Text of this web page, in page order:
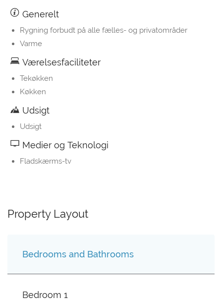
Generelt
Rygning forbudt på alle fælles- og privatområder
Varme
Værelsesfaciliteter
Tekøkken
Køkken
Udsigt
Udsigt
Medier og Teknologi
Fladskærms-tv
Property Layout
Bedrooms and Bathrooms
Bedroom 1